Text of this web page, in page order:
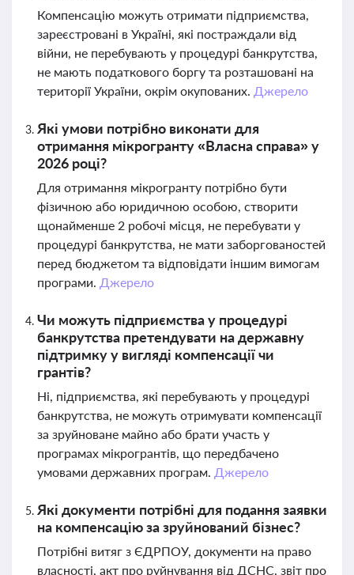
Компенсацію можуть отримати підприємства,
зареєстровані в Україні, які постраждали від
війни, не перебувають у процедурі банкрутства,
не мають податкового боргу та розташовані на
території України, окрім окупованих. Джерело
Які умови потрібно виконати для
отримання мікрогранту «Власна справа» у
2026 році?
Для отримання мікрогранту потрібно бути
фізичною або юридичною особою, створити
щонайменше 2 робочі місця, не перебувати у
процедурі банкрутства, не мати заборгованостей
перед бюджетом та відповідати іншим вимогам
програми. Джерело
Чи можуть підприємства у процедурі
банкрутства претендувати на державну
підтримку у вигляді компенсації чи
грантів?
Ні, підприємства, які перебувають у процедурі
банкрутства, не можуть отримувати компенсації
за зруйноване майно або брати участь у
програмах мікрогрантів, що передбачено
умовами державних програм. Джерело
Які документи потрібні для подання заявки
на компенсацію за зруйнований бізнес?
Потрібні витяг з ЄДРПОУ, документи на право
власності, акт про руйнування від ДСНС, звіт про